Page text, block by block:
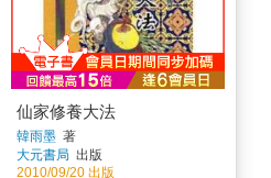
仙家修養大法
韓雨墨 著
大元書局 出版
2010/09/20 出版